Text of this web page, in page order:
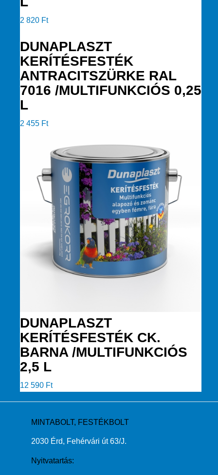
2 820 Ft
DUNAPLASZT
KERÍTÉSFESTÉK
ANTRACITSZÜRKE RAL
7016 /MULTIFUNKCIÓS 0,25
L
2 455 Ft
DUNAPLASZT
KERÍTÉSFESTÉK CK.
BARNA /MULTIFUNKCIÓS
2,5 L
12 590 Ft
MINTABOLT, FESTÉKBOLT
2030 Érd, Fehérvári út 63/J.
Nyitvatartás: